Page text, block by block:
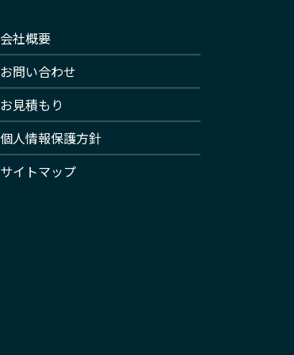
会社概要
お問い合わせ
お見積もり
個人情報保護方針
サイトマップ